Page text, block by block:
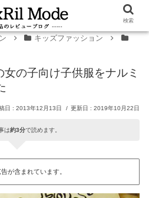
キッズファッション
の子向け子供服をナルミ
2013年12月13日 2019年10月22日
は約3分で読めます。
が含まれています。
検索